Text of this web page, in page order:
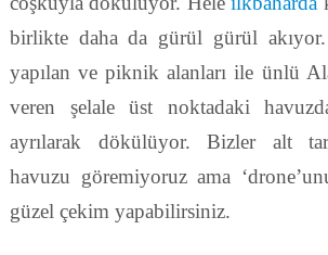
birlikte daha da gürül gürül
yapılan ve piknik alanları ile ünlü
veren şelale üst noktadaki
ayrılarak dökülüyor. Bizler alt
havuzu göremiyoruz ama
güzel çekim yapabilirsiniz.